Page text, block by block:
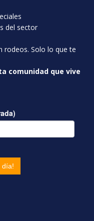
del sector
rodeos. Solo lo que te
comunidad que vive